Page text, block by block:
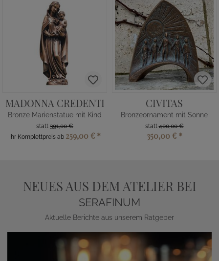
MADONNA CREDENTI
Bronze Marienstatue mit Kind
statt 391,00 €
Ihr Komplettpreis ab 259,00 € *
CIVITAS
Bronzeornament mit Sonne
statt400,00 €
350,00 € *
NEUES AUS DEM ATELIER BEI
SERAFINUM
Aktuelle Berichte aus unserem Ratgeber